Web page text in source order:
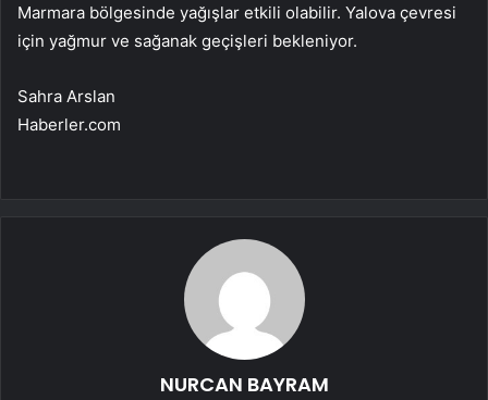
Marmara bölgesinde yağışlar etkili olabilir. Yalova çevresi
için yağmur ve sağanak geçişleri bekleniyor.
Sahra Arslan
Haberler.com
NURCAN BAYRAM